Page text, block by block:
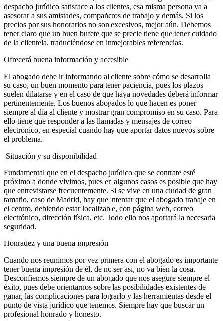
despacho jurídico satisface a los clientes, esa misma persona va a
asesorar a sus amistades, compañeros de trabajo y demás. Si los
precios por sus honorarios no son excesivos, mejor aún. Debemos
tener claro que un buen bufete que se precie tiene que tener cuidado
de la clientela, traduciéndose en inmejorables referencias.
Ofrecerá buena información y accesible
El abogado debe ir informando al cliente sobre cómo se desarrolla
su caso, un buen momento para tener paciencia, pues los plazos
suelen dilatarse y en el caso de que haya novedades deberá informar
pertinentemente. Los buenos abogados lo que hacen es poner
siempre al día al cliente y mostrar gran compromiso en su caso. Para
ello tiene que responder a las llamadas y mensajes de correo
electrónico, en especial cuando hay que aportar datos nuevos sobre
el problema.
Situación y su disponibilidad
Fundamental que en el despacho jurídico que se contrate esté
próximo a donde vivimos, pues en algunos casos es posible que hay
que entrevistarse frecuentemente. Si se vive en una ciudad de gran
tamaño, caso de Madrid, hay que intentar que el abogado trabaje en
el centro, debiendo estar localizable, con página web, correo
electrónico, dirección física, etc. Todo ello nos aportará la necesaria
seguridad.
Honradez y una buena impresión
Cuando nos reunimos por vez primera con el abogado es importante
tener buena impresión de él, de no ser así, no va bien la cosa.
Desconfiemos siempre de un abogado que nos asegure siempre el
éxito, pues debe orientarnos sobre las posibilidades existentes de
ganar, las complicaciones para lograrlo y las herramientas desde el
punto de vista jurídico que tenemos. Siempre hay que buscar un
profesional honrado y honesto.